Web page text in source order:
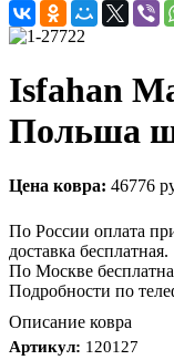
Isfahan
Польша
Цена ковра: 46776
По России оплата
доставка бесплатная.
По Москве
Подробности по
Описание ковра
Артикул: 120127